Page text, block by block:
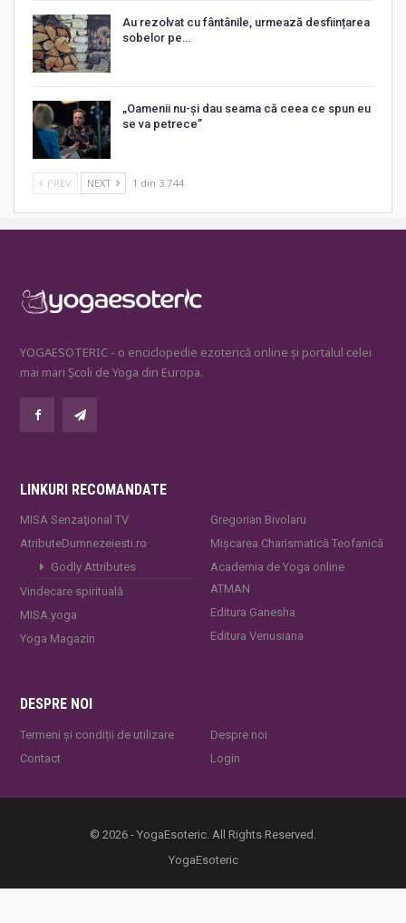
Au rezolvat cu fântânile, urmează desființarea
sobelor pe…
„Oamenii nu-și dau seama că ceea ce spun eu
se va petrece”
PREV NEXT 1 din 3.744
YOGAESOTERIC - o enciclopedie ezoterică online și portalul celei
mai mari Școli de Yoga din Europa.
LINKURI RECOMANDATE
MISA Senzaţional TV
AtributeDumnezeiesti.ro
Godly Attributes
Vindecare spirituală
MISA.yoga
Yoga Magazin
Gregorian Bivolaru
Mișcarea Charismatică Teofanică
Academia de Yoga online
ATMAN
Editura Ganesha
Editura Venusiana
DESPRE NOI
Termeni și condiții de utilizare
Contact
Despre noi
Login
© 2026 - YogaEsoteric. All Rights Reserved.
YogaEsoteric